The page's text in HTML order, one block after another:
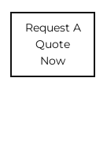
Request A
Quote
Now